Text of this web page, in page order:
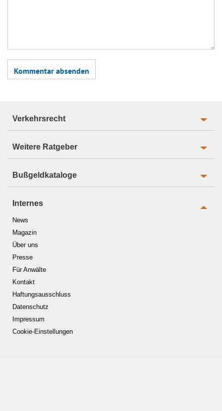
Verkehrsrecht
Weitere Ratgeber
Bußgeldkataloge
Internes
News
Magazin
Über uns
Presse
Für Anwälte
Kontakt
Haftungsausschluss
Datenschutz
Impressum
Cookie-Einstellungen